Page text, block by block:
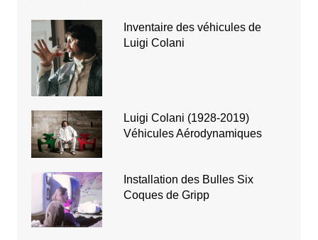
Inventaire des véhicules de
Luigi Colani
Luigi Colani (1928-2019)
Véhicules Aérodynamiques
Installation des Bulles Six
Coques de Gripp